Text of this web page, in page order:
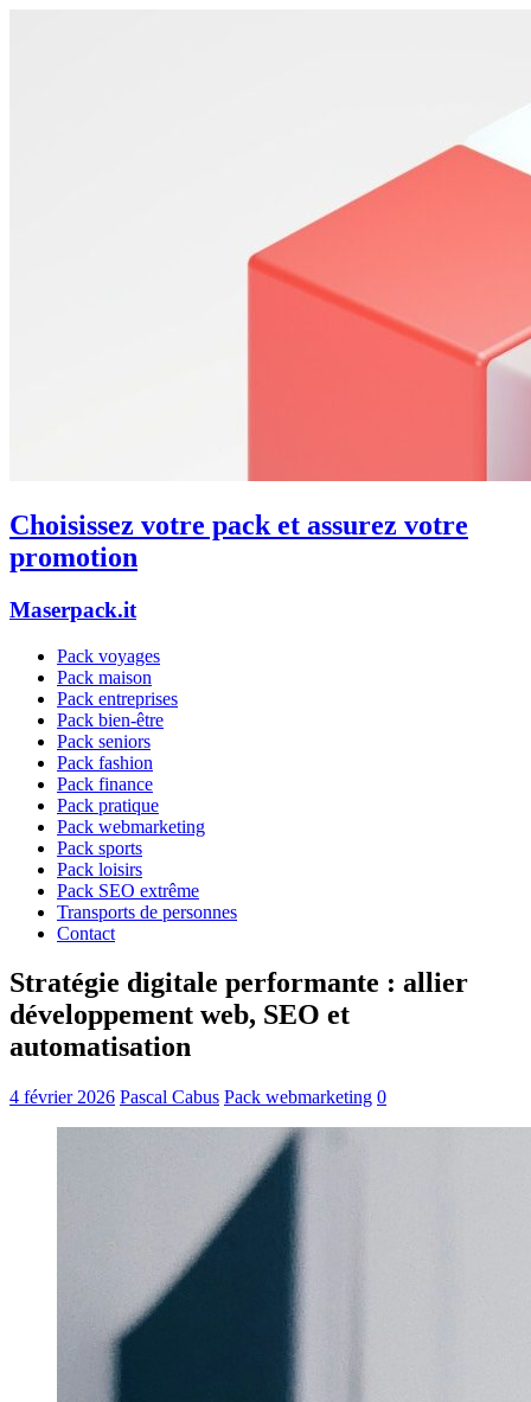
Choisissez votre pack et assurez votre
promotion
Maserpack.it
Pack voyages
Pack maison
Pack entreprises
Pack bien-être
Pack seniors
Pack fashion
Pack finance
Pack pratique
Pack webmarketing
Pack sports
Pack loisirs
Pack SEO extrême
Transports de personnes
Contact
Stratégie digitale performante : allier
développement web, SEO et
automatisation
4 février 2026 Pascal Cabus Pack webmarketing 0